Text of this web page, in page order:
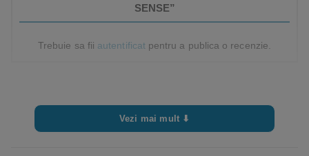
SENSE”
Trebuie sa fii autentificatpentru a publica o recenzie.
Vezi mai mult ⬇